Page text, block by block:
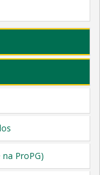
ProPG)